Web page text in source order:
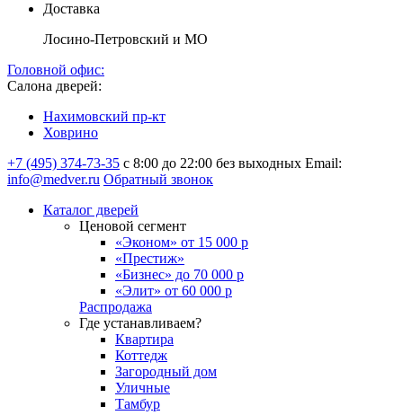
Доставка
Лосино-Петровский и МО
Головной офис:
Салона дверей:
Нахимовский пр-кт
Ховрино
+7 (495) 374-73-35 с 8:00 до 22:00 без выходных Email:
info@medver.ru Обратный звонок
Каталог дверей
Ценовой сегмент
«Эконом» от 15 000 р
«Престиж»
«Бизнес» до 70 000 р
«Элит» от 60 000 р
Распродажа
Где устанавливаем?
Квартира
Коттедж
Загородный дом
Уличные
Тамбур